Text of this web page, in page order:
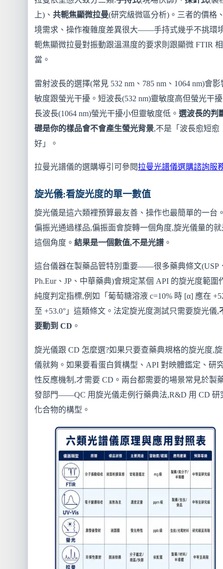
上)、 共軛焦顯微拉曼(研究級微區分析)。三者的價格
境需求、操作複雜度差異很大——手持式幾乎不挑環
軛焦顯微拉曼對振動跟溫濕度的要求則跟顯微 FTIR 相
當。
雷射波長的選擇(常見 532 nm、785 nm、1064 nm)會影
敏度跟螢光干擾。短波長(532 nm)靈敏度高但螢光干
長波長(1064 nm)螢光干擾小但靈敏度低。 選波長的判
礎是你的樣品會不會產生螢光背景,不是「波長愈短愈
好」。
拉曼光譜儀的選購導引可參閱拉曼光譜儀選購諮詢服
旋光儀:看旋光度的單一數值
旋光儀是這六類裡預算最友善、操作也最簡單的一台
偏振光通過樣品,偏振面會旋轉一個角度,旋光儀量的就
這個角度。 結果是一個數值,不是光譜。
這台儀器在製藥品管特別重要——很多藥典條文(USP
Ph.Eur、JP、中華藥典)會規定某個 API 的旋光度範圍
純度判定指標,例如「葡萄糖溶液 c=10% 時 [α] 應在
至 +53.0°」這類條文。法定旋光度測試只需要旋光儀,
要動到 CD 。
旋光儀跟 CD 怎麼選?如果只要查藥典規格的旋光度,
儀就夠。如果要看蛋白質構型、API 對映體鑑定、研
性反應機制,才需要 CD。兩台都需要的場景常見於製
發部門——QC 用旋光儀走例行藥典法,R&D 用 CD 研
化合物的構型。